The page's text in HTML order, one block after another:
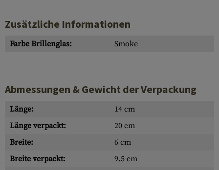
Zusätzliche Informationen
Farbe Brillenglas: Smoke
Abmessungen & Gewicht der Verpackung
Länge:
14 cm
Länge verpackt:
20 cm
Breite:
6 cm
Breite verpackt:
9.5 cm